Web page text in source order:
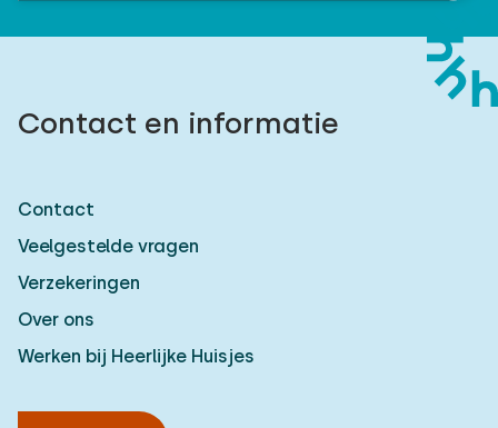
Contact en informatie
Contact
Veelgestelde vragen
Verzekeringen
Over ons
Werken bij Heerlijke Huisjes